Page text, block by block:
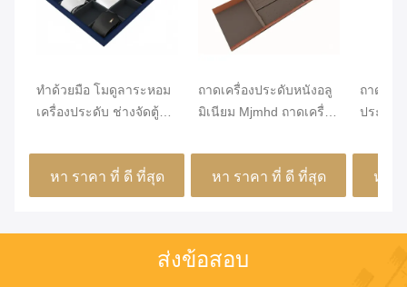
ทําด้วยมือ โมดูลาระหอม
เครื่องประดับ ช่างจัดตู้ตู้
หา ราคา ที่ ดี ที่สุด
ถาดเครื่องประดับหนังอลู
มิเนียม Mjmhd ถาดเครื่อง
สำหรับลิ้นชัก งานฝีมือ
หา ราคา ที่ ดี ที่สุด
ถาดจัดร
ประดับ
หา
ส่งข้อสอบ